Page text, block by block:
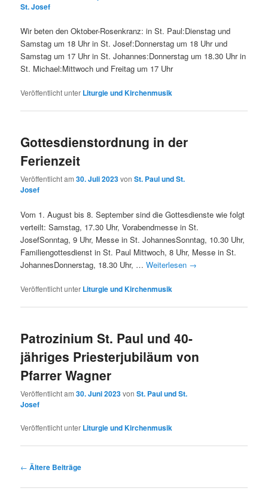
St. Josef
Wir beten den Oktober-Rosenkranz: in St. Paul:Dienstag und
Samstag um 18 Uhr in St. Josef:Donnerstag um 18 Uhr und
Samstag um 17 Uhr in St. Johannes:Donnerstag um 18.30 Uhr in
St. Michael:Mittwoch und Freitag um 17 Uhr
Veröffentlicht unter Liturgie und Kirchenmusik
Gottesdienstordnung in der
Ferienzeit
Veröffentlicht am30. Juli 2023vonSt. Paul und St.
Josef
Vom 1. August bis 8. September sind die Gottesdienste wie folgt
verteilt: Samstag, 17.30 Uhr, Vorabendmesse in St.
JosefSonntag, 9 Uhr, Messe in St. JohannesSonntag, 10.30 Uhr,
Familiengottesdienst in St. Paul Mittwoch, 8 Uhr, Messe in St.
JohannesDonnerstag, 18.30 Uhr, …Weiterlesen →
Veröffentlicht unter Liturgie und Kirchenmusik
Patrozinium St. Paul und 40-
jähriges Priesterjubiläum von
Pfarrer Wagner
Veröffentlicht am30. Juni 2023vonSt. Paul und St.
Josef
Veröffentlicht unter Liturgie und Kirchenmusik
Beitragsnavigation
← Ältere Beiträge